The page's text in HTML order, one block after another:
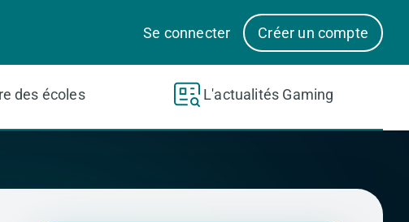
Se connecter
Créer un compte
des écoles L'actualités Gaming